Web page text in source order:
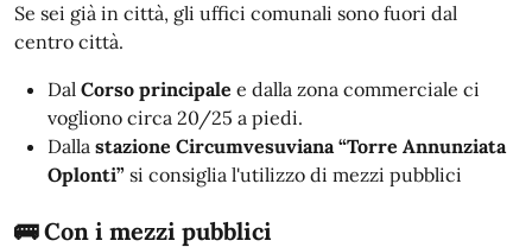
Se sei già in città, gli uffici comunali sono fuori dal
centro città.
Dal Corso principale e dalla zona commerciale ci
vogliono circa 20/25 a piedi.
Dalla stazione Circumvesuviana “Torre Annunziata
Oplonti” si consiglia l'utilizzo di mezzi pubblici
🚌 Con i mezzi pubblici